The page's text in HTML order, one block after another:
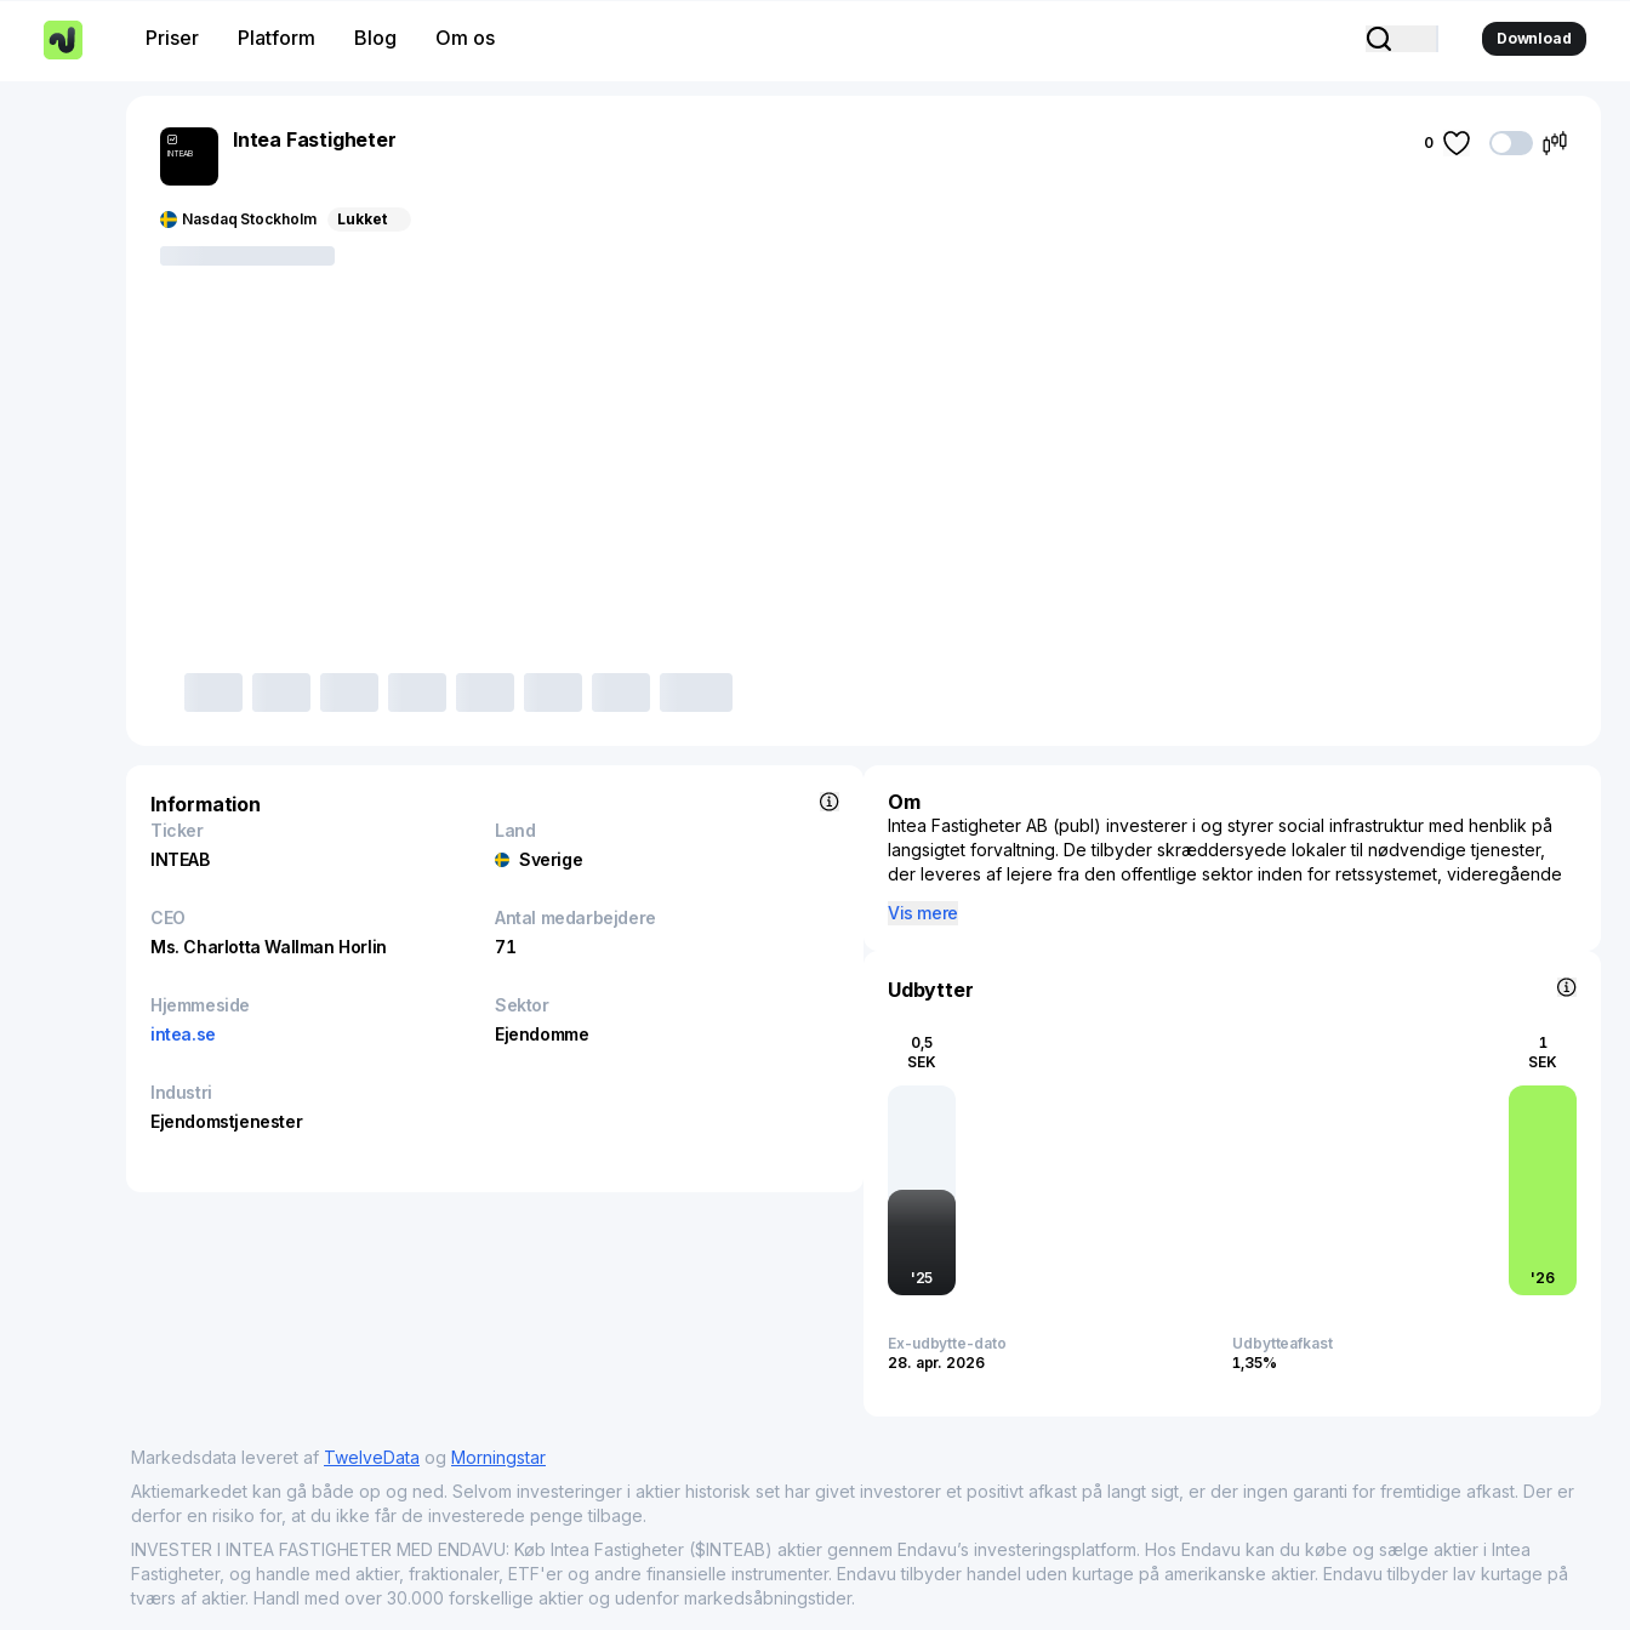
Priser Platform Blog Om os Download
INTEAB
Intea Fastigheter
Nasdaq Stockholm Lukket
0
Information
Ticker
INTEAB
Land
Sverige
CEO
Ms. Charlotta Wallman Horlin
Antal medarbejdere
71
Hjemmeside
intea.se
Sektor
Ejendomme
Industri
Ejendomstjenester
Om
Intea Fastigheter AB (publ) investerer i og styrer social infrastruktur med henblik på
langsigtet forvaltning. De tilbyder skræddersyede lokaler til nødvendige tjenester,
der leveres af lejere fra den offentlige sektor inden for retssystemet, videregående
Vis mere
Udbytter
0,5
SEK
'25
1
SEK
'26
Ex-udbytte-dato
28. apr. 2026
Udbytteafkast
1,35%
Markedsdata leveret af TwelveData og Morningstar
Aktiemarkedet kan gå både op og ned. Selvom investeringer i aktier historisk set har givet investorer et positivt afkast på langt sigt, er der ingen garanti for fremtidige afkast. Der er
derfor en risiko for, at du ikke får de investerede penge tilbage.
INVESTER I INTEA FASTIGHETER MED ENDAVU: Køb Intea Fastigheter ($INTEAB) aktier gennem Endavu’s investeringsplatform. Hos Endavu kan du købe og sælge aktier i Intea
Fastigheter, og handle med aktier, fraktionaler, ETF'er og andre finansielle instrumenter. Endavu tilbyder handel uden kurtage på amerikanske aktier. Endavu tilbyder lav kurtage på
tværs af aktier. Handl med over 30.000 forskellige aktier og udenfor markedsåbningstider.